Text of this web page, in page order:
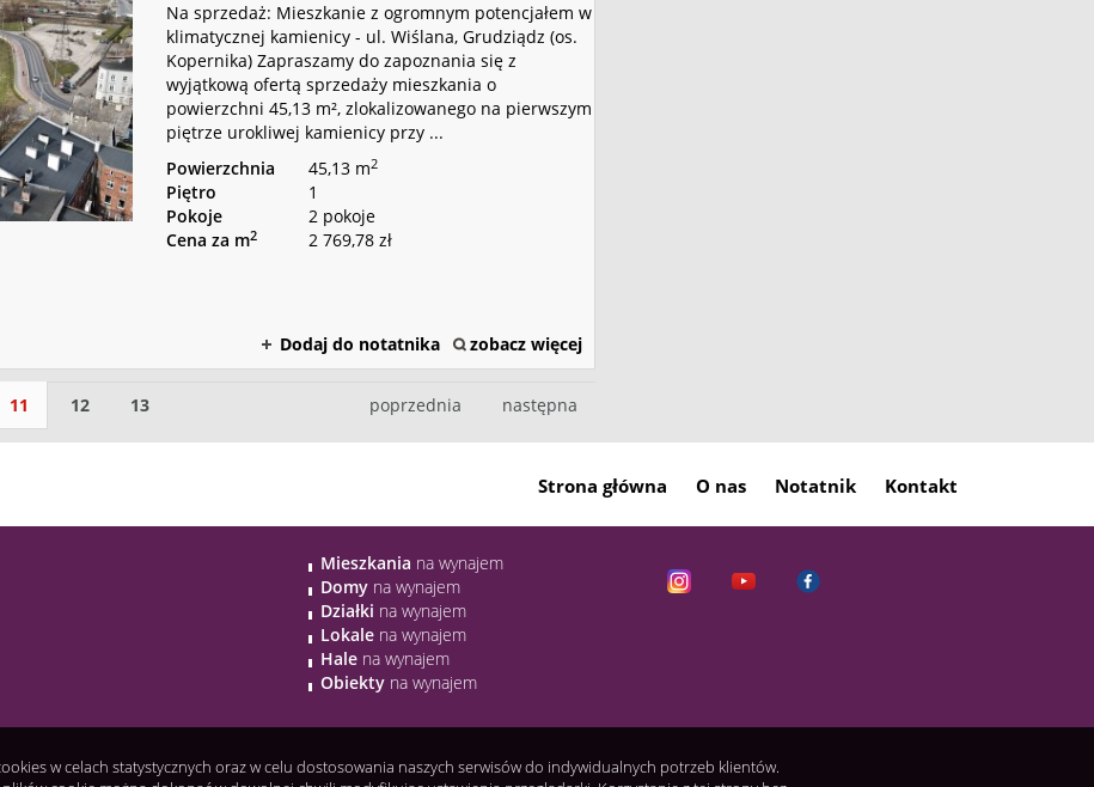
Na sprzedaż: Mieszkanie z ogromnym potencjałem w
klimatycznej kamienicy - ul. Wiślana, Grudziądz (os.
Kopernika) Zapraszamy do zapoznania się z
wyjątkową ofertą sprzedaży mieszkania o
powierzchni 45,13 m², zlokalizowanego na pierwszym
piętrze urokliwej kamienicy przy ...
Powierzchnia
45,13 m2
Piętro
1
Pokoje
2 pokoje
Cena za m2 2 769,78 zł
Dodaj do notatnika zobacz więcej
11 12 13 poprzednia następna
Strona główna O nas Notatnik Kontakt
Mieszkania na wynajem
Domy na wynajem
Działki na wynajem
Lokale na wynajem
Hale na wynajem
Obiekty na wynajem
w celach statystycznych oraz w celu dostosowania naszych serwisów do indywidualnych potrzeb klientów.